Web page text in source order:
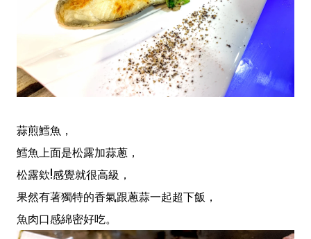
蒜煎鱈魚，
鱈魚上面是松露加蒜蔥，
松露欸!感覺就很高級，
果然有著獨特的香氣跟蔥蒜一起超下飯，
魚肉口感綿密好吃。